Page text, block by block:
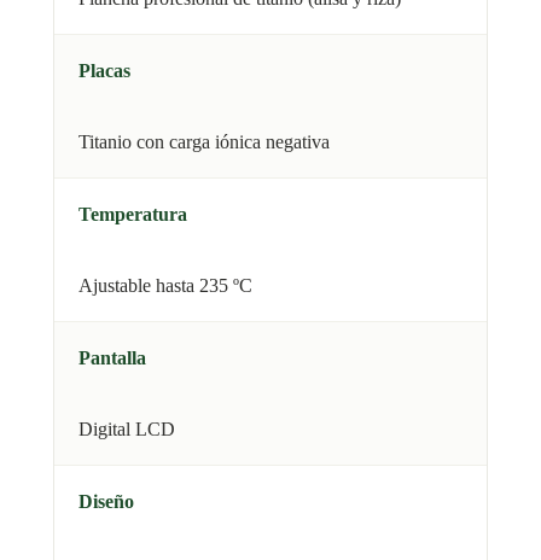
Placas
Titanio con carga iónica negativa
Temperatura
Ajustable hasta 235 ºC
Pantalla
Digital LCD
Diseño